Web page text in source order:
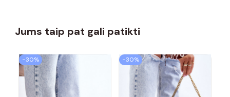
Jums taip pat gali patikti
−30% −30%